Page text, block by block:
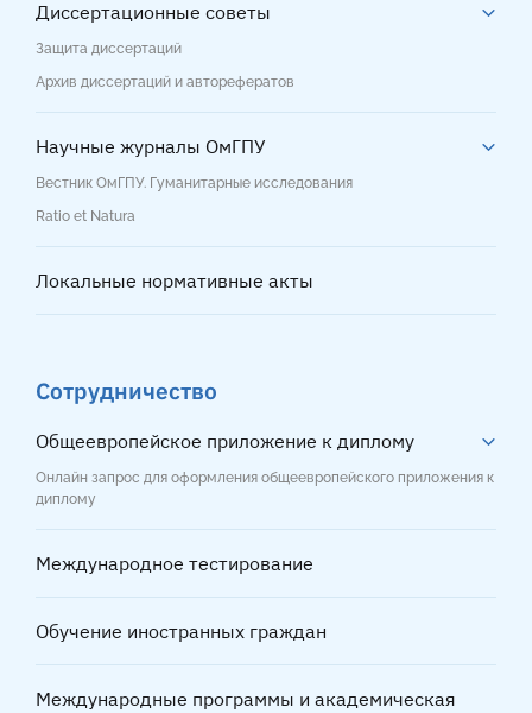
Диссертационные советы
Защита диссертаций
Архив диссертаций и авторефератов
Научные журналы ОмГПУ
Вестник ОмГПУ. Гуманитарные исследования
Ratio et Natura
Локальные нормативные акты
Сотрудничество
Общеевропейское приложение к диплому
Онлайн запрос для оформления общеевропейского приложения к
диплому
Международное тестирование
Обучение иностранных граждан
Международные программы и академическая